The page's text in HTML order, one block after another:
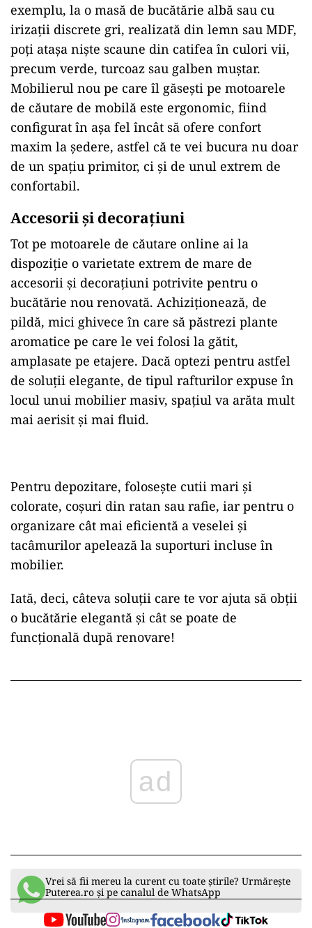
exemplu, la o masă de bucătărie albă sau cu
irizații discrete gri, realizată din lemn sau MDF,
poți atașa niște scaune din catifea în culori vii,
precum verde, turcoaz sau galben muștar.
Mobilierul nou pe care îl găsești pe motoarele
de căutare de mobilă este ergonomic, fiind
configurat în așa fel încât să ofere confort
maxim la ședere, astfel că te vei bucura nu doar
de un spațiu primitor, ci și de unul extrem de
confortabil.
Accesorii și decorațiuni
Tot pe motoarele de căutare online ai la
dispoziție o varietate extrem de mare de
accesorii și decorațiuni potrivite pentru o
bucătărie nou renovată. Achiziționează, de
pildă, mici ghivece în care să păstrezi plante
aromatice pe care le vei folosi la gătit,
amplasate pe etajere. Dacă optezi pentru astfel
de soluții elegante, de tipul rafturilor expuse în
locul unui mobilier masiv, spațiul va arăta mult
mai aerisit și mai fluid.
Pentru depozitare, folosește cutii mari și
colorate, coșuri din ratan sau rafie, iar pentru o
organizare cât mai eficientă a veselei și
tacâmurilor apelează la suporturi incluse în
mobilier.
Iată, deci, câteva soluții care te vor ajuta să obții
o bucătărie elegantă și cât se poate de
funcțională după renovare!
ad
Vrei să fii mereu la curent cu toate știrile? Urmărește
Puterea.ro și pe canalul de WhatsApp